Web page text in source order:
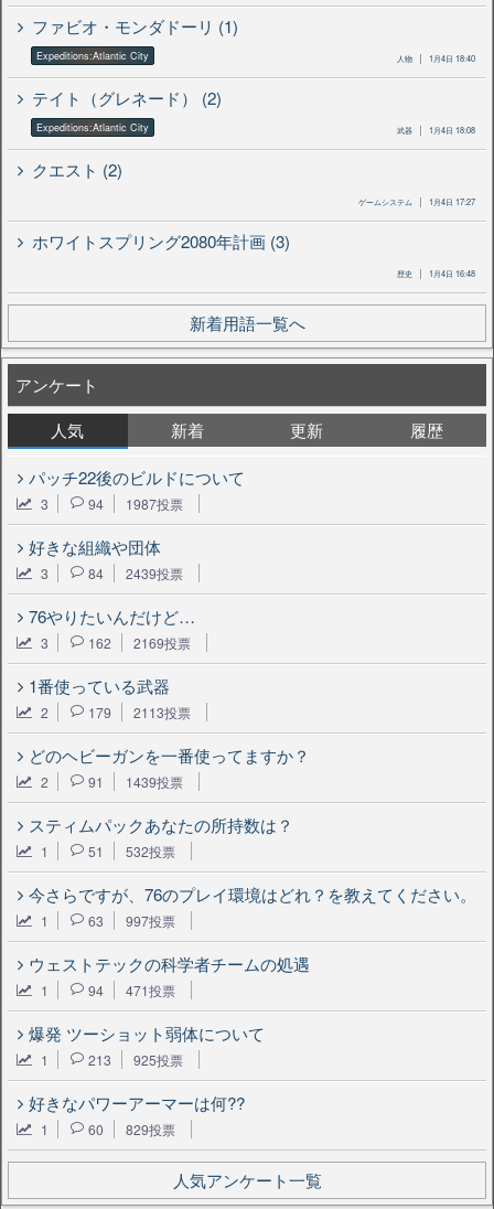
ファビオ・モンダドーリ (1)
Expeditions:Atlantic City 人物 1月4日 18:40
テイト（グレネード） (2)
Expeditions:Atlantic City 武器 1月4日 18:08
クエスト (2)
ゲームシステム 1月4日 17:27
ホワイトスプリング2080年計画 (3)
歴史 1月4日 16:48
新着用語一覧へ
アンケート
人気
新着 更新 履歴
パッチ22後のビルドについて
3 94 1987投票
好きな組織や団体
3 84 2439投票
76やりたいんだけど…
3 162 2169投票
1番使っている武器
2 179 2113投票
どのヘビーガンを一番使ってますか？
2 91 1439投票
スティムパックあなたの所持数は？
1 51 532投票
今さらですが、76のプレイ環境はどれ？を教えてください。
1 63 997投票
ウェストテックの科学者チームの処遇
1 94 471投票
爆発 ツーショット弱体について
1 213 925投票
好きなパワーアーマーは何??
1 60 829投票
人気アンケート一覧